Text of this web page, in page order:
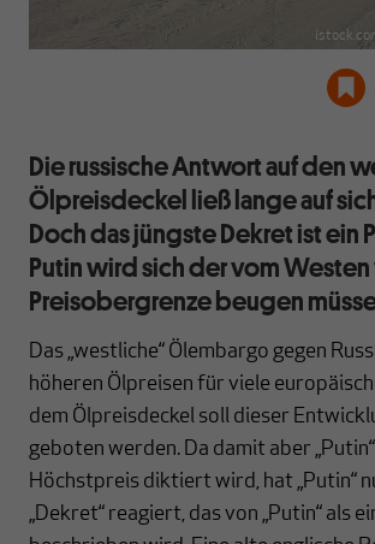
Die russische Antwort auf den
Ölpreisdeckel ließ lange auf
Doch das jüngste Dekret ist ein
Putin wird sich der vom
Preisobergrenze beugen
Das „westliche“ Ölembargo gegen
höheren Ölpreisen für viele
dem Ölpreisdeckel soll dieser
geboten werden. Da damit aber
Höchstpreis diktiert wird, hat „Putin“
„Dekret“ reagiert, das von „Putin“ als